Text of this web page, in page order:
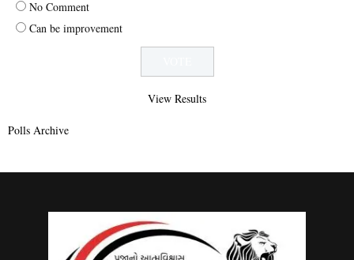
No Comment
Can be improvement
View Results
Polls Archive